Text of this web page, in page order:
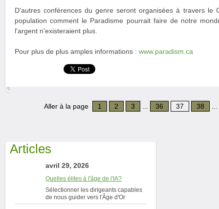
D'autres conférences du genre seront organisées à travers le
population comment le Paradisme pourrait faire de notre
l'argent n'existeraient plus.
Pour plus de plus amples informations : www.paradism.ca
Aller à la page 1 2 3 36 37 38
Articles
avril 29, 2026
Quelles élites à l'âge de l'IA?
Sélectionner les dirigeants capables
de nous guider vers l'Âge d'Or